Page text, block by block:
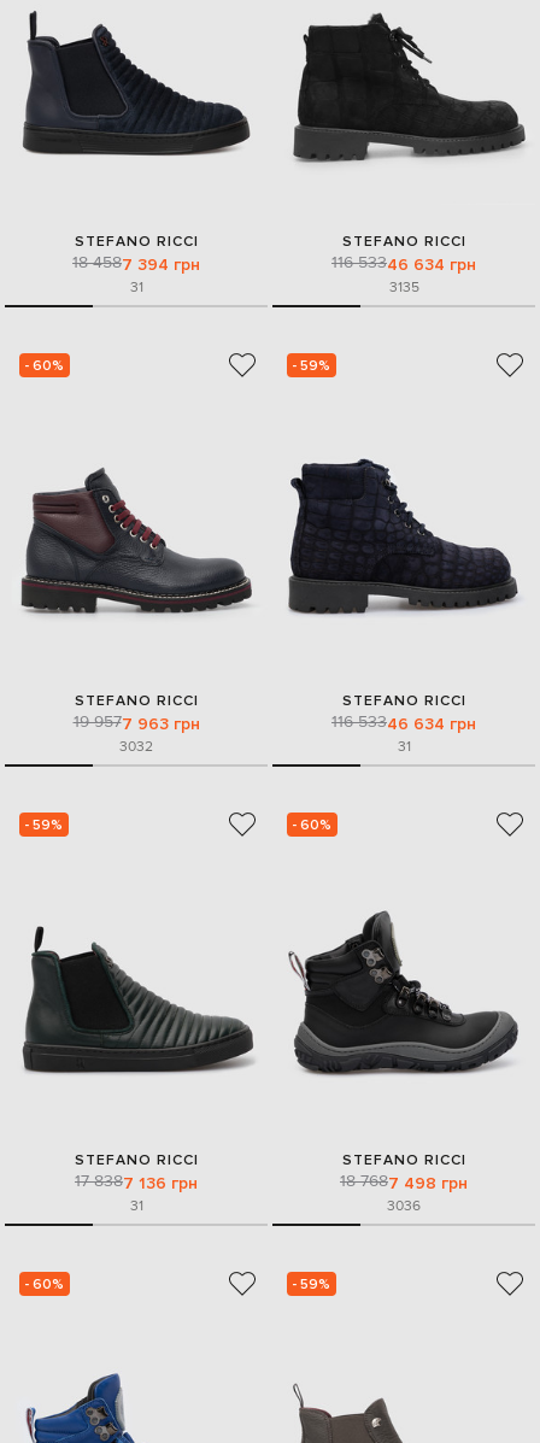
STEFANO RICCI
18 4587 394 грн
31
STEFANO RICCI
116 53346 634 грн
3135
- 60%
STEFANO RICCI
19 9577 963 грн
3032
- 59%
STEFANO RICCI
116 53346 634 грн
31
- 59%
STEFANO RICCI
17 8387 136 грн
31
- 60%
STEFANO RICCI
18 7687 498 грн
3036
- 60% - 59%